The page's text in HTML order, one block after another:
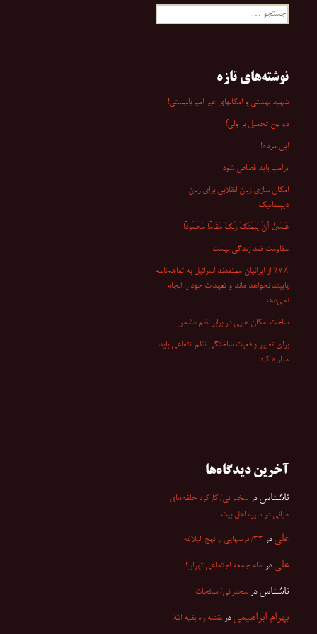
جستجو
نوشته‌های تازه
شهید بهشتی و امکانهای غیر امپریالیستی!
دو نوع تحمیل بر ولیّ!
این مردم!
ترامپ باید قصاص شود
امکان سازیِ زبان انقلابی برای زبان
دیپلماتیک!
عَسَىٰ أَنْ یَبْعَثَکَ رَبُّکَ مَقَامًا مَحْمُودًا
مقاومت ضد زندگی نیست.
۷۷٪ از ایرانیان معتقدند اسرائیل به تفاهم‌نامه
پایبند نخواهد ماند و تعهدات خود را انجام
نمی‌دهد.
ساخت امکان هایی در برابر نظم دشمن ….
برای تغییر واقعیت ساختگی نظم انتفاعی باید
مبارزه کرد.
آخرین دیدگاه‌ها
ناشناس در سخنرانی/ کارکرد حلقه‌های
میانی در سیره اهل بیت
علی در ۳۳/ درسهایی از نهج البلاغه
علی در امام جمعه اجتماعی تهران!
ناشناس در سخنرانی/ سائحات!
بهرام ابراهیمی درنقشه راه بقیه الله!